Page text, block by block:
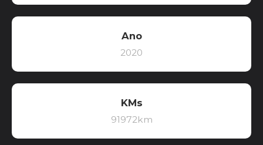
Ano
2020
KMs
91972km